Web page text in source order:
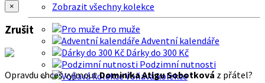
Zobrazit všechny kolekce
Pro muže
Adventní kalendáře
Dárky do 300 Kč
Podzimní nutnosti
Voňavá kolekce
×
Zrušit
Opravdu chceš vyjmoutDominika Atigu Sobotková z přátel?